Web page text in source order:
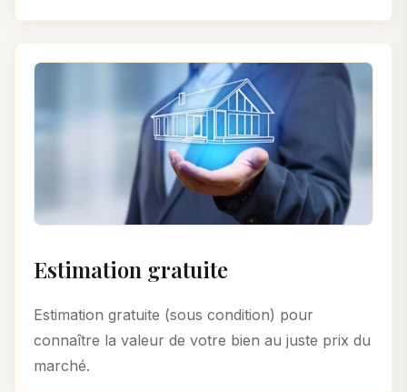
Estimation gratuite
Estimation gratuite (sous condition) pour
connaître la valeur de votre bien au juste prix du
marché.